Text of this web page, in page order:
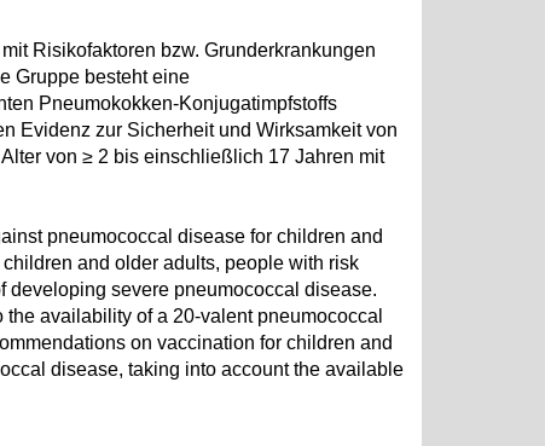
Risikofaktoren bzw. Grunderkrankungen
Gruppe besteht eine
Pneumokokken-Konjugatimpfstoffs
Evidenz zur Sicherheit und Wirksamkeit von
von ≥ 2 bis einschließlich 17 Jahren mit
pneumococcal disease for children and
and older adults, people with risk
severe pneumococcal disease.
availability of a 20-valent pneumococcal
on vaccination for children and
disease, taking into account the available